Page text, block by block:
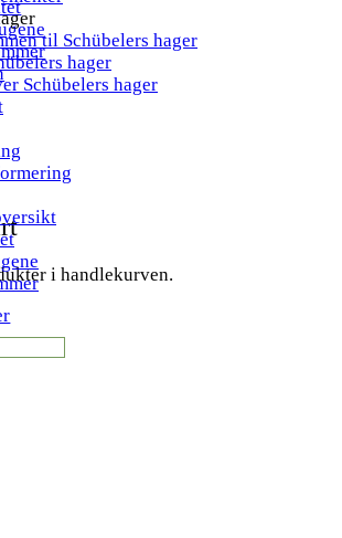
i handlekurven.
til Schübelers hager
hager
Schübelers hager